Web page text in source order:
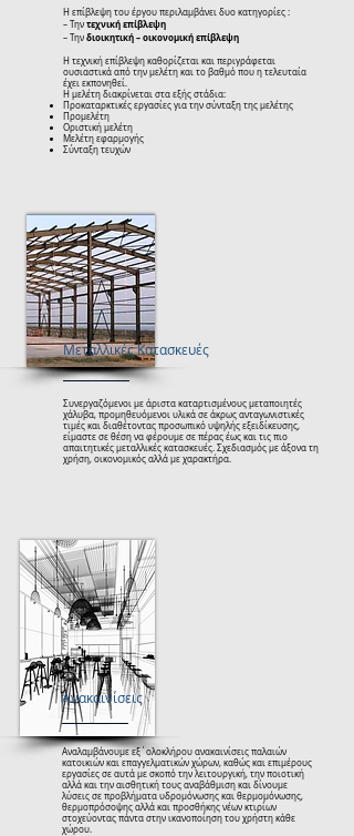
Η επίβλεψη του έργου περιλαμβάνει δυο κατηγορίες :
– Την τεχνική επίβλεψη
– Την διοικητική – οικονομική επίβλεψη
Η τεχνική επίβλεψη καθορίζεται και περιγράφεται
ουσιαστικά από την μελέτη και το βαθμό που η τελευταία
έχει εκπονηθεί.
Η μελέτη διακρίνεται στα εξής στάδια:
Προκαταρκτικές εργασίες για την σύνταξη της μελέτης
Προμελέτη
Οριστική μελέτη
Μελέτη εφαρμογής
Σύνταξη τευχών
Μεταλλικές Κατασκευές
Συνεργαζόμενοι με άριστα καταρτισμένους μεταποιητές
χάλυβα, προμηθευόμενοι υλικά σε άκρως ανταγωνιστικές
τιμές και διαθέτοντας προσωπικό υψηλής εξειδίκευσης,
είμαστε σε θέση να φέρουμε σε πέρας έως και τις πιο
απαιτητικές μεταλλικές κατασκευές. Σχεδιασμός με άξονα τη
χρήση, οικονομικός αλλά με χαρακτήρα.
Ανακαινίσεις
Αναλαμβάνουμε εξ΄ολοκλήρου ανακαινίσεις παλαιών
κατοικιών και επαγγελματικών χώρων, καθώς και επιμέρους
εργασίες σε αυτά με σκοπό την λειτουργική, την ποιοτική
αλλά και την αισθητική τους αναβάθμιση και δίνουμε
λύσεις σε προβλήματα υδρομόνωσης και θερμομόνωσης,
θερμοπρόσοψης αλλά και προσθήκης νέων κτιρίων
στοχεύοντας πάντα στην ικανοποίηση του χρήστη κάθε
χώρου.